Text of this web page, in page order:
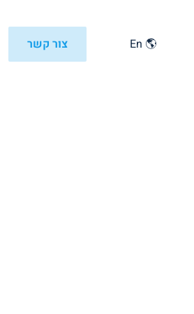
🌎 En צור קשר